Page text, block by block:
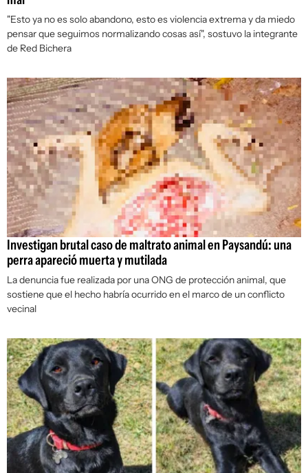
"Esto ya no es solo abandono, esto es violencia extrema y da miedo
pensar que seguimos normalizando cosas así", sostuvo la integrante
de Red Bichera
Investigan brutal caso de maltrato animal en Paysandú: una
perra apareció muerta y mutilada
La denuncia fue realizada por una ONG de protección animal, que
sostiene que el hecho habría ocurrido en el marco de un conflicto
vecinal